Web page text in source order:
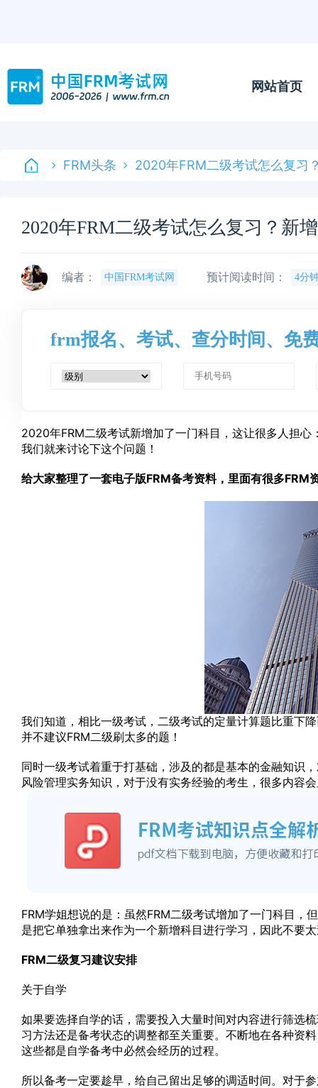
网站首页
FRM头条 2020年FRM二级考试怎么复习
2020年FRM二级考试怎么复习？新
编者： 中国FRM考试网 预计阅读时间： 4分
frm报名、考试、查分时间、免
2020年FRM二级考试新增加了一门科目，这让很多人担
我们就来讨论下这个问题！
给大家整理了一套电子版FRM备考资料，里面有很多FRM
我们知道，相比一级考试，二级考试的定量计算题比重下
并不建议FRM二级刷太多的题！
同时一级考试着重于打基础，涉及的都是基本的金融知识
风险管理实务知识，对于没有实务经验的考生，很多内容
FRM学姐想说的是：虽然FRM二级考试增加了一门科目，
是把它单独拿出来作为一个新增科目进行学习，因此不要
FRM二级复习建议安排
关于自学
如果要选择自学的话，需要投入大量时间对内容进行筛选
习方法还是备考状态的调整都至关重要。不断地在各种资
这些都是自学备考中必然会经历的过程。
所以备考一定要趁早，给自己留出足够的调适时间。对于